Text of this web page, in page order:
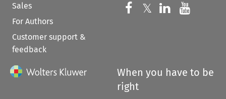
Sales
For Authors
Customer support &
feedback
Follow us on
𝕏 Follow us on
Follow us
When you have to be
right